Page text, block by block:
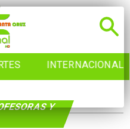
INTERNACIONAL
Y